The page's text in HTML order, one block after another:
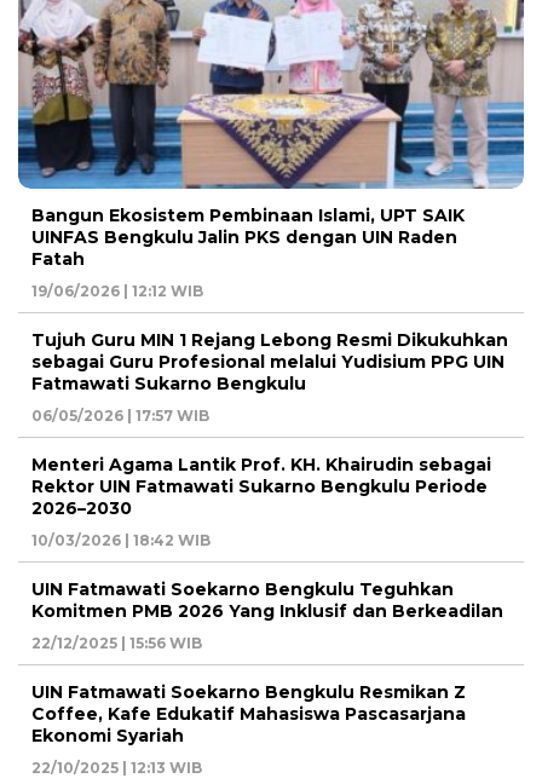
Bangun Ekosistem Pembinaan Islami, UPT SAIK
UINFAS Bengkulu Jalin PKS dengan UIN Raden
Fatah
19/06/2026 | 12:12 WIB
Tujuh Guru MIN 1 Rejang Lebong Resmi Dikukuhkan
sebagai Guru Profesional melalui Yudisium PPG UIN
Fatmawati Sukarno Bengkulu
06/05/2026 | 17:57 WIB
Menteri Agama Lantik Prof. KH. Khairudin sebagai
Rektor UIN Fatmawati Sukarno Bengkulu Periode
2026–2030
10/03/2026 | 18:42 WIB
UIN Fatmawati Soekarno Bengkulu Teguhkan
Komitmen PMB 2026 Yang Inklusif dan Berkeadilan
22/12/2025 | 15:56 WIB
UIN Fatmawati Soekarno Bengkulu Resmikan Z
Coffee, Kafe Edukatif Mahasiswa Pascasarjana
Ekonomi Syariah
22/10/2025 | 12:13 WIB